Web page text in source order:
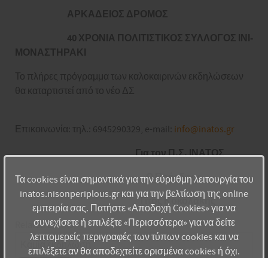
Τα cookies είναι σημαντικά για την εύρυθμη λειτουργία του
inatos.nisonperiplous.gr και για την βελτίωση της online
εμπειρία σας. Πατήστε «Αποδοχή Cookies» για να
συνεχίσετε ή επιλέξτε «Περισσότερα» για να δείτε
λεπτομερείς περιγραφές των τύπων cookies και να
επιλέξετε αν θα αποδεχτείτε ορισμένα cookies ή όχι.
ΑΡΚΑΔΕΙΟΣ ΔΡΟΜΟΣ
40 ΧΡΟΝΙΑ ΠΟΛΙΤΙΣΤΙΚΟΣ ΣΥΛΛΟΓΟΣ ΙΝΙ-
ΜΟΝΑΣΤΗΡΑΚΙ
Το πλήρες πρόγραμμα των καλοκαιρινών εκδηλώσεων
θα καταρτιστεί από το νέο ΔΣ
Επικοινωνία: τηλ.: 6945290329, e-mail: info@inatos.gr
Για τον Π.Σ. ΙΝΑΤΟΣ
Ο Πρόεδρος
Τίτος Κοκολάκης
Related Events
Καμία εκδήλωση